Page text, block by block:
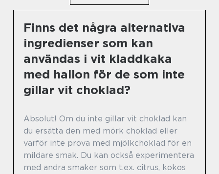
Finns det några alternativa
ingredienser som kan
användas i vit kladdkaka
med hallon för de som inte
gillar vit choklad?
Absolut! Om du inte gillar vit choklad kan
du ersätta den med mörk choklad eller
varför inte prova med mjölkchoklad för en
mildare smak. Du kan också experimentera
med andra smaker som t.ex. citrus, kokos